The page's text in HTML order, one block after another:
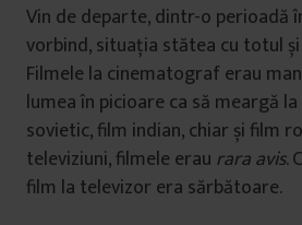
Vin de departe, dintr-o perioadă
vorbind, situația stătea cu totul
Filmele la cinematograf erau
lumea în picioare ca să meargă
sovietic, film indian, chiar și film
televiziuni, filmele erau rara avis.
film la televizor era sărbătoare.